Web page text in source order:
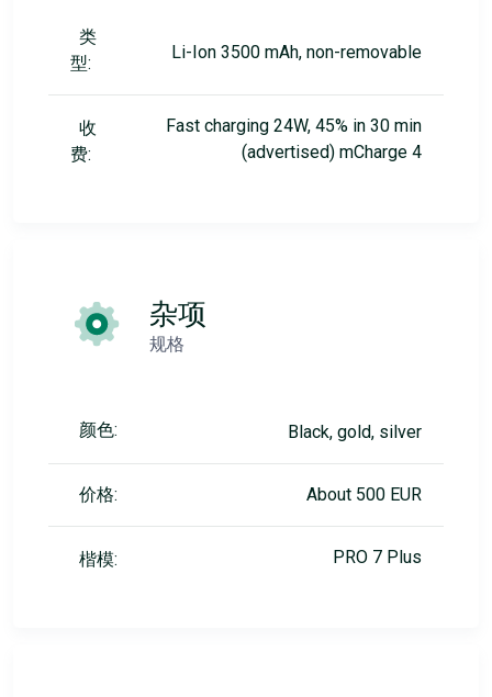
类
型:
Li-Ion 3500 mAh, non-removable
收
费:
Fast charging 24W, 45% in 30 min
(advertised) mCharge 4
杂项
规格
颜色: Black, gold, silver
价格: About 500 EUR
楷模: PRO 7 Plus